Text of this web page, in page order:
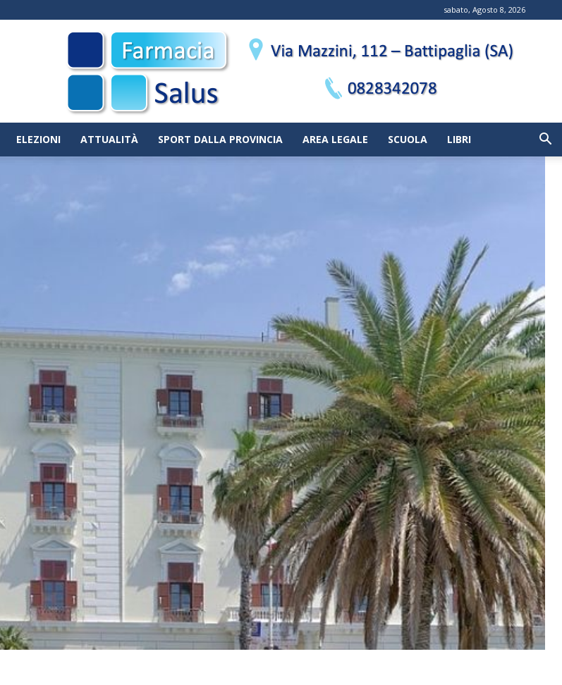
sabato, Agosto 8, 2026
ELEZIONI ATTUALITÀ SPORT DALLA PROVINCIA AREA LEGALE SCUOLA LIBRI